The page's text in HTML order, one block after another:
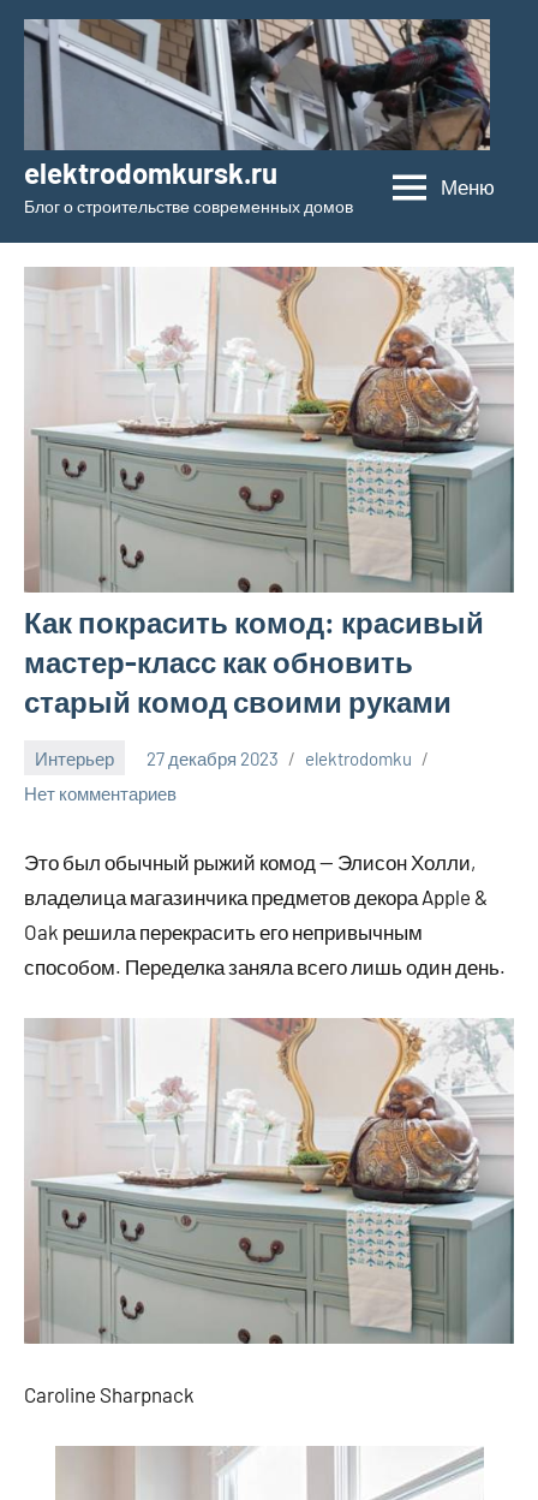
Перейти
содержимому
elektrodomkursk.ru
Блог о строительстве современных домов
Меню
Как покрасить комод: красивый
мастер-класс как обновить
старый комод своими руками
Интерьер 27 декабря 2023
elektrodomku
Нет комментариев
Это был обычный рыжий комод — Элисон Холли,
владелица магазинчика предметов декора Apple &
Oak решила перекрасить его непривычным
способом. Переделка заняла всего лишь один день.
Caroline Sharpnack